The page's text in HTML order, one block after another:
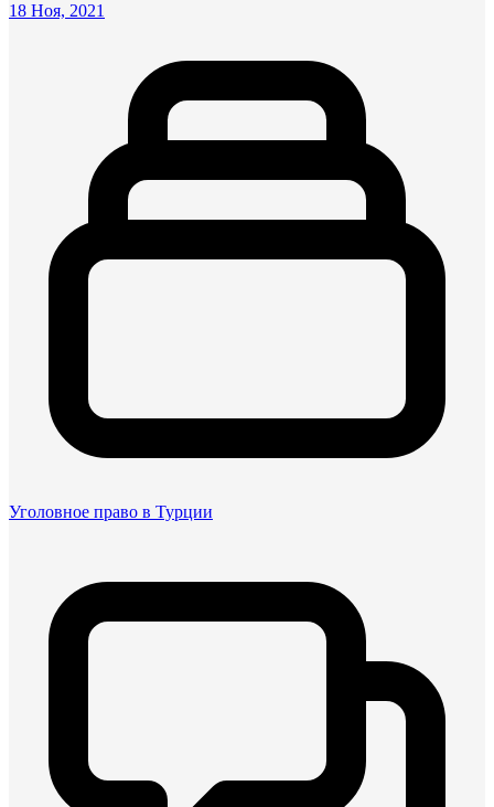
18 Ноя, 2021
Уголовное право в Турции